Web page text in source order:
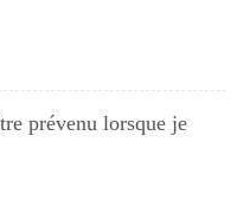
prévenu lorsque je